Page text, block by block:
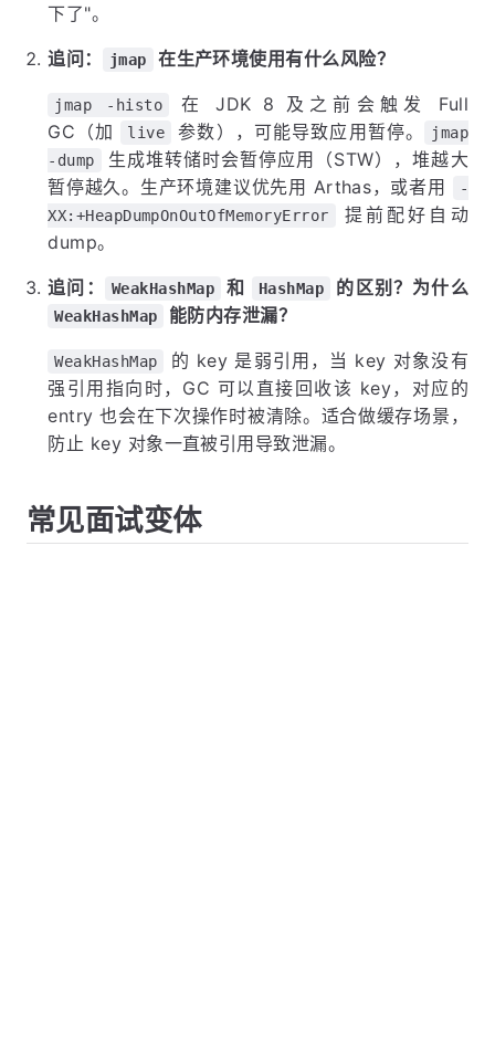
下了"。
追问： jmap 在生产环境使用有什么风险？
jmap -histo
在 JDK 8 及之前会触发 Full
GC（加
live 参数），可能导致应用暂停。
jmap
-dump
生成堆转储时会暂停应用（STW），堆越大
暂停越久。生产环境建议优先用 Arthas，或者用
-
XX:+HeapDumpOnOutOfMemoryError
提前配好自动
dump。
追问： WeakHashMap 和 HashMap 的区别？为什么
WeakHashMap 能防内存泄漏？
WeakHashMap
的 key 是弱引用，当 key 对象没有
强引用指向时，GC 可以直接回收该 key，对应的
entry 也会在下次操作时被清除。适合做缓存场景，
防止 key 对象一直被引用导致泄漏。
常见面试变体